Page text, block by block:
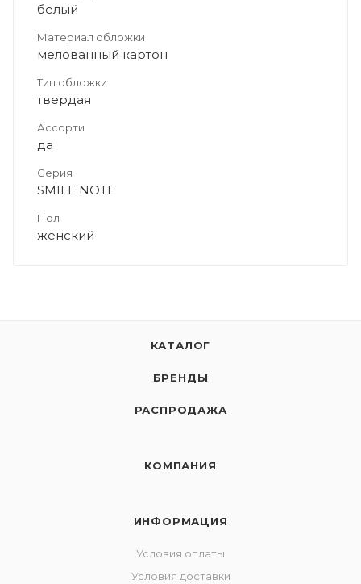
белый
Материал обложки
мелованный картон
Тип обложки
твердая
Ассорти
да
Серия
SMILE NOTE
Пол
женский
КАТАЛОГ
БРЕНДЫ
РАСПРОДАЖА
КОМПАНИЯ
ИНФОРМАЦИЯ
Условия оплаты
Условия доставки